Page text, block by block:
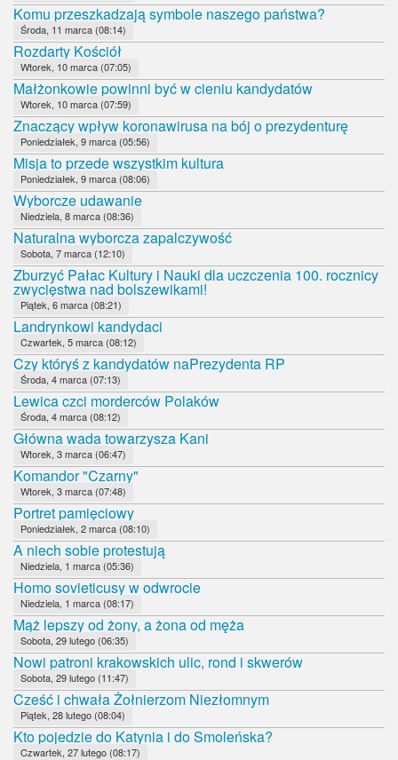
Komu przeszkadzają symbole naszego państwa?
Środa, 11 marca (08:14)
Rozdarty Kościół
Wtorek, 10 marca (07:05)
Małżonkowie powinni być w cieniu kandydatów
Wtorek, 10 marca (07:59)
Znaczący wpływ koronawirusa na bój o prezydenturę
Poniedziałek, 9 marca (05:56)
Misja to przede wszystkim kultura
Poniedziałek, 9 marca (08:06)
Wyborcze udawanie
Niedziela, 8 marca (08:36)
Naturalna wyborcza zapalczywość
Sobota, 7 marca (12:10)
Zburzyć Pałac Kultury i Nauki dla uczczenia 100. rocznicy
zwycięstwa nad bolszewikami!
Piątek, 6 marca (08:21)
Landrynkowi kandydaci
Czwartek, 5 marca (08:12)
Czy któryś z kandydatów naPrezydenta RP
Środa, 4 marca (07:13)
Lewica czci morderców Polaków
Środa, 4 marca (08:12)
Główna wada towarzysza Kani
Wtorek, 3 marca (06:47)
Komandor "Czarny"
Wtorek, 3 marca (07:48)
Portret pamięciowy
Poniedziałek, 2 marca (08:10)
A niech sobie protestują
Niedziela, 1 marca (05:36)
Homo sovieticusy w odwrocie
Niedziela, 1 marca (08:17)
Mąż lepszy od żony, a żona od męża
Sobota, 29 lutego (06:35)
Nowi patroni krakowskich ulic, rond i skwerów
Sobota, 29 lutego (11:47)
Cześć i chwała Żołnierzom Niezłomnym
Piątek, 28 lutego (08:04)
Kto pojedzie do Katynia i do Smoleńska?
Czwartek, 27 lutego (08:17)